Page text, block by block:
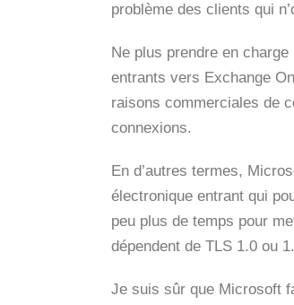
problème des clients qui
Ne plus prendre en
entrants vers Exchange
raisons commerciales de
connexions.
En d’autres termes,
électronique entrant qui
peu plus de temps pour
dépendent de TLS 1.0 ou
Je suis sûr que Microsoft